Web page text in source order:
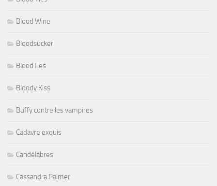
Blood Wine
Bloodsucker
BloodTies
Bloody Kiss
Buffy contre les vampires
Cadavre exquis
Candélabres
Cassandra Palmer